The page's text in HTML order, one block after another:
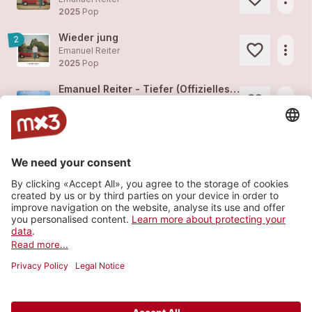
2025 Pop
2 Wieder jung
Emanuel Reiter
2025 Pop
more_horiz
Emanuel Reiter - Tiefer (Offizielles Video)
2025
3
2025Pop
2 Beste Zeit
Emanuel Reiter
2024Pop
more_horiz